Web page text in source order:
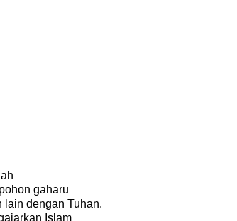
gaharu
lain dengan Tuhan.
Islam